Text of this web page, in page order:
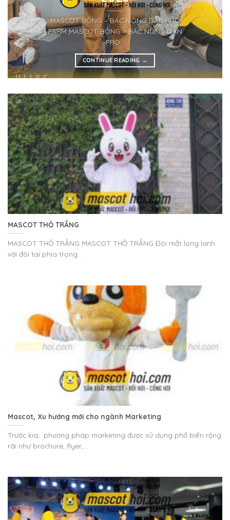
MASCOT BÔNG – BÁC NÔNG DÂN PRO
FARM MASCOT BÔNG – BÁC NÔNG DÂN
PRO...
CONTINUE READING →
MASCOT THỎ TRẮNG
MASCOT THỎ TRẮNG MASCOT THỎ TRẮNG Đôi mắt long lanh
với đôi tai phía trong...
Mascot, Xu hướng mới cho ngành Marketing
Trước kia, phương pháp marketing được sử dụng phổ biến rộng
rãi như brochure, flyer,...